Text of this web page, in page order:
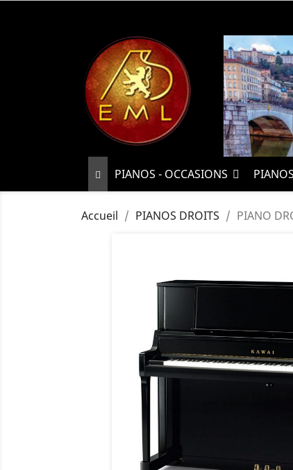
PIANOS - OCCASIONS
Accueil PIANOS DROITS PIANO